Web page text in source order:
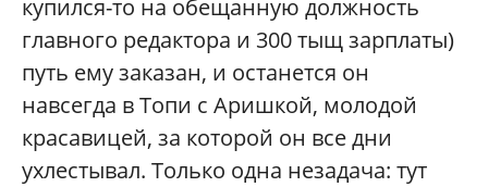
купился-то на обещанную должность
главного редактора и 300 тыщ зарплаты)
путь ему заказан, и останется он
навсегда в Топи с Аришкой, молодой
красавицей, за которой он все дни
ухлестывал. Только одна незадача: тут